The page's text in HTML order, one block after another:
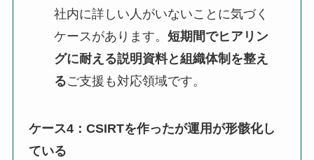
社内に詳しい人がいないことに気づく
ケースがあります。短期間でヒアリン
グに耐える説明資料と組織体制を整え
るご支援も対応領域です。
ケース4：CSIRTを作ったが運用が形骸化し
ている